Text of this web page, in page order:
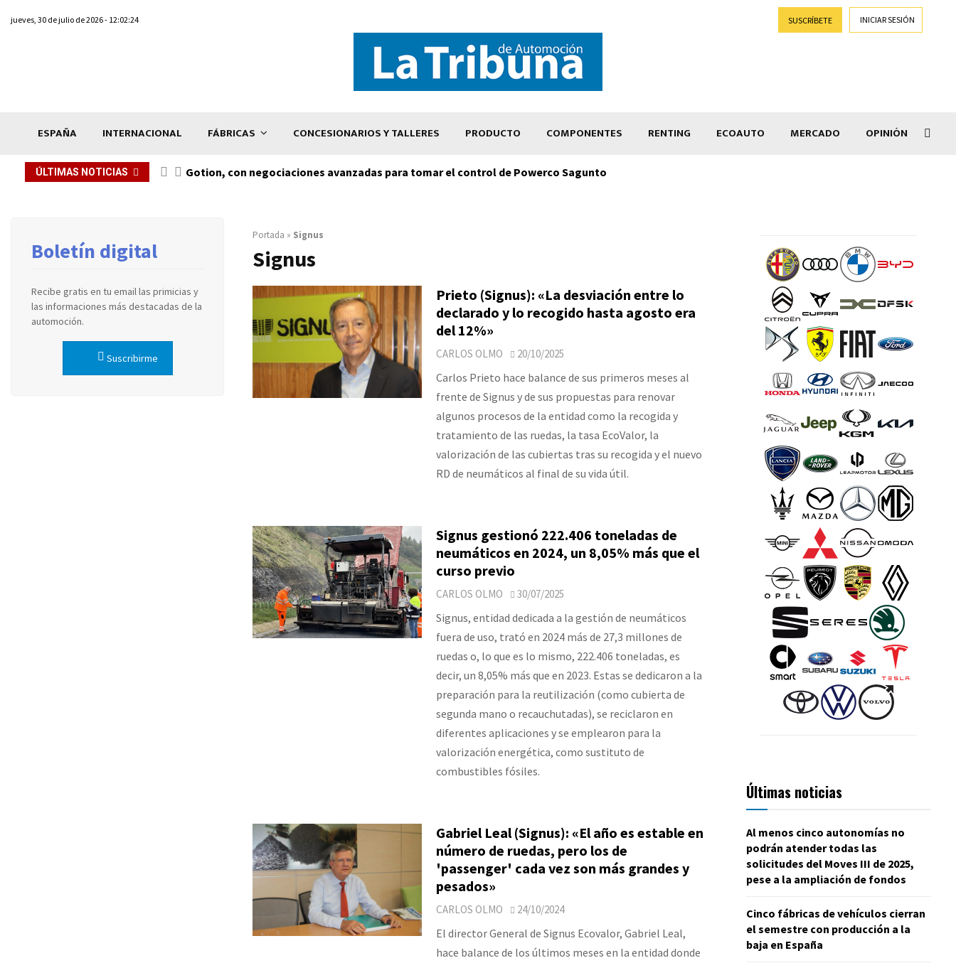
jueves, 30 de julio de 2026 - 12:02:24 SUSCRÍBETE INICIAR SESIÓN
ESPAÑA INTERNACIONAL FÁBRICAS CONCESIONARIOS Y TALLERES PRODUCTO COMPONENTES RENTING ECOAUTO MERCADO OPINIÓN
ÚLTIMAS NOTICIAS Gotion, con negociaciones avanzadas para tomar el control de Powerco Sagunto
Portada » Signus
Signus
Prieto (Signus): «La desviación entre lo
declarado y lo recogido hasta agosto era
del 12%»
CARLOS OLMO 20/10/2025
Carlos Prieto hace balance de sus primeros meses al
frente de Signus y de sus propuestas para renovar
algunos procesos de la entidad como la recogida y
tratamiento de las ruedas, la tasa EcoValor, la
valorización de las cubiertas tras su recogida y el nuevo
RD de neumáticos al final de su vida útil.
Signus gestionó 222.406 toneladas de
neumáticos en 2024, un 8,05% más que el
curso previo
CARLOS OLMO 30/07/2025
Signus, entidad dedicada a la gestión de neumáticos
fuera de uso, trató en 2024 más de 27,3 millones de
ruedas o, lo que es lo mismo, 222.406 toneladas, es
decir, un 8,05% más que en 2023. Estas se dedicaron a la
preparación para la reutilización (como cubierta de
segunda mano o recauchutadas), se reciclaron en
diferentes aplicaciones y se emplearon para la
valorización energética, como sustituto de
combustibles fósiles.
Gabriel Leal (Signus): «El año es estable en
número de ruedas, pero los de
'passenger' cada vez son más grandes y
pesados»
CARLOS OLMO 24/10/2024
El director General de Signus Ecovalor, Gabriel Leal,
hace balance de los últimos meses en la entidad donde
Boletín digital
Recibe gratis en tu email las primicias y
las informaciones más destacadas de la
automoción.
Suscribirme
Últimas noticias
Al menos cinco autonomías no
podrán atender todas las
solicitudes del Moves III de 2025,
pese a la ampliación de fondos
Cinco fábricas de vehículos cierran
el semestre con producción a la
baja en España